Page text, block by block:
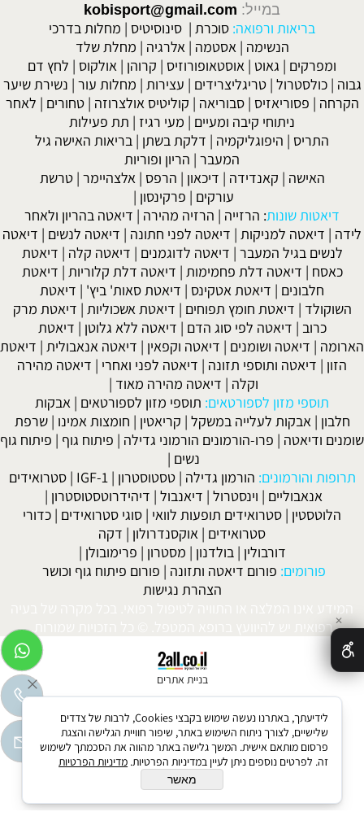
במייל: kobisport@gmail.com
בריאות ורפואה: סוכרת | סינוסיטיס | מחלות בדרכי
הנשימה | אסטמה | אלרגיה | מחלת שלד
ומפרקים | גאוט | אוסטאופורוזיס | קרוהן | אולקוס | לחץ דם
גבוה |כולסטרול |טריגליצרידים | עצירות | מחלות עור | נשירת שיער
הקרחה | פסוריאזיס |סבוריאה | קוליטיס אולצרוזה |טחורים | לאחר
ניתוחי קיבה ומעיים | מעי רגיז | תת פעילות
התריס | היפוגליקמיה | דלקת בשתן | בריאות האישה גיל
המעבר | הריון ופוריות
האישה | קאנדידה | דיכאון | הרפס | אלצהיימר |טרשת
עורקים | פרקינסון |
דיאטות שונות: הרזייה | הרזיה מהירה | דיאטה בהריון ולאחר
לידה | דיאטה למניקות | דיאטה לפני חתונה | דיאטה לנשים | דיאטה
לנשים בגיל המעבר | דיאטה לדוגמנים | דיאטה קלה | דיאטת
כאסח | דיאטה דלת פחמימות | דיאטה דלת קלוריות | דיאטת
חלבונים | דיאטת אטקינס | דיאטת סאות' ביץ' | דיאטת
השוקולד | דיאטת חומץ תפוחים | דיאטת אשכוליות | דיאטת מרק
כרוב | דיאטה לפי סוג הדם | דיאטה ללא גלוטן | דיאטת
הארומה | דיאטה ושומנים | דיאטה וקפאין | דיאטה אנאבולית | דיאטת
הזון | דיאטה ותוספי תזונה | דיאטה לפני ואחרי | דיאטה מהירה
וקלה | דיאטה מהירה מאוד |
תוספי מזון לספורטאים: תוספי מזון לספורטאים | אבקות
חלבון | אבקות לעלייה במשקל | קריאטין | חומצות אמינו |שרפת
שומנים ודיאטה | פרו-הורמונים הורמוני גדילה | פיתוח גוף | פיתוח גוף
נשים |
תרופות והורמונים: הורמון גדילה |טסטוסטרון |
IGF-1
|סטרואידים
אנאבוליים | וינסטרול | דיאנבול | דיהידרוטסטוסטרון |
הלוטסטין | סטרואידים תופעות לוואי | סוגי סטרואידים | כדורי
סטרואידים | אוקסנדרולון | דקה
דורבולין | בולדנון | מסטרון | פרימובולן |
פורומים: פורום דיאטה ותזונה | פורום פיתוח גוף וכושר
הצהרת נגישות
המידע אינו המלצה או התוויה לטיפול רפואי. בכל מקרה של בעיה
רפואית יש להיוועץ ברופא המטפל. © כל הזכויות שמורות.
בניית אתרים
✕
לידיעתך, באתרנו נעשה שימוש בקבצי Cookies, לרבות של צדדים
שלישיים, לצורך ניתוח השימוש באתר, שיפור חוויית הגלישה והצגת
פרסום מותאם אישית. המשך גלישה באתר מהווה את הסכמתך לשימוש
זה. לפרטים נוספים ניתן לעיין במדיניות הפרטיות. מדיניות הפרטיות
מאשר